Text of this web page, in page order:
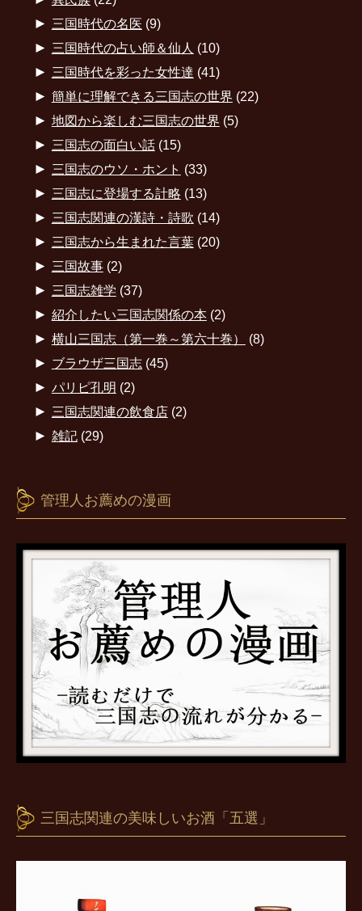
► 三国時代の名医 (9)
► 三国時代の占い師＆仙人 (10)
► 三国時代を彩った女性達 (41)
► 簡単に理解できる三国志の世界 (22)
► 地図から楽しむ三国志の世界 (5)
► 三国志の面白い話(15)
► 三国志のウソ・ホント (33)
► 三国志に登場する計略 (13)
► 三国志関連の漢詩・詩歌 (14)
► 三国志から生まれた言葉(20)
► 三国故事(2)
► 三国志雑学 (37)
► 紹介したい三国志関係の本(2)
► 横山三国志（第一巻～第六十巻） (8)
► ブラウザ三国志(45)
► パリピ孔明 (2)
► 三国志関連の飲食店(2)
► 雑記(29)
管理人お薦めの漫画
三国志関連の美味しいお酒「五選」